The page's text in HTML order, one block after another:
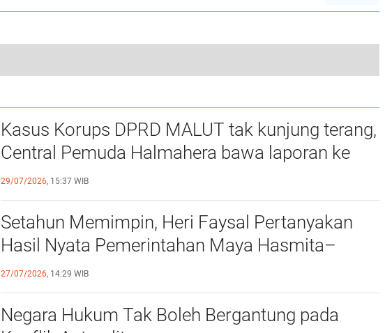
Kasus Korups DPRD MALUT tak kunjung terang,
Central Pemuda Halmahera bawa laporan ke
Kejagung dan KPK
29/07/2026, 15:37 WIB
Setahun Memimpin, Heri Faysal Pertanyakan
Hasil Nyata Pemerintahan Maya Hasmita–
Jamri
27/07/2026, 14:29 WIB
Negara Hukum Tak Boleh Bergantung pada